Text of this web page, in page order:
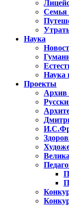
Семья
Наука
Наука
Проекты
Архив